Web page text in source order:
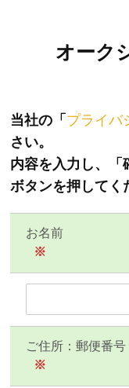
オーク
当社の「 プライバ
さい。
内容を入力し、「
ボタンを押してく
お名前
※
ご住所：郵便番号
※